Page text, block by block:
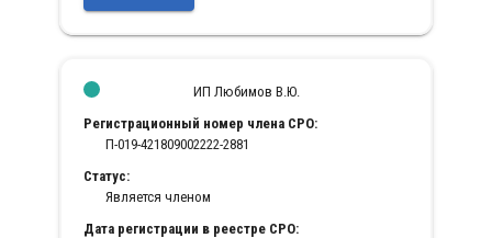
ИП Любимов В.Ю.
Регистрационный номер члена СРО:
П-019-421809002222-2881
Статус:
Является членом
Дата регистрации в реестре СРО: